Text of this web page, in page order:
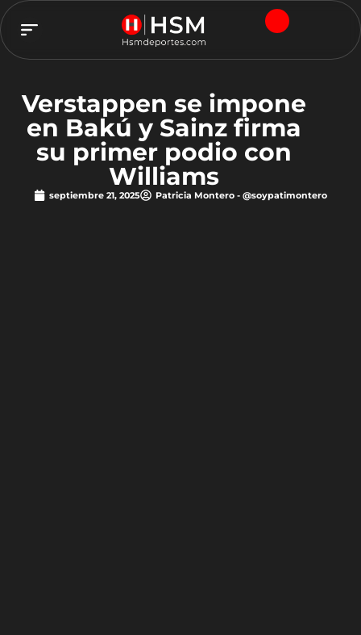
Verstappen se impone
en Bakú y Sainz firma
su primer podio con
Williams
septiembre 21, 2025 Patricia Montero - @soypatimontero